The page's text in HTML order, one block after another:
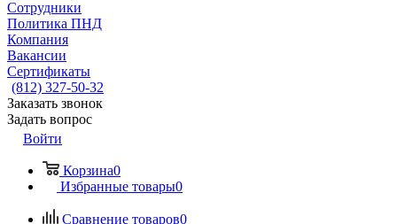
Сотрудники
Политика ПНД
Компания
Вакансии
Сертификаты
(812) 327-50-32
Заказать звонок
Задать вопрос
Войти
Корзина0
Избранные товары0
Сравнение товаров0